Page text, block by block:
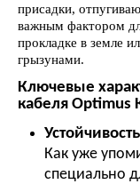
присадки,
важным фактором
прокладке в земле
грызунами.
Ключевые
кабеля
Как уже
специально